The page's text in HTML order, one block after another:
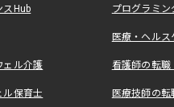
スHub プログラミ
医療・ヘル
ェル介護 看護師の転
ル保育士 医療技師の